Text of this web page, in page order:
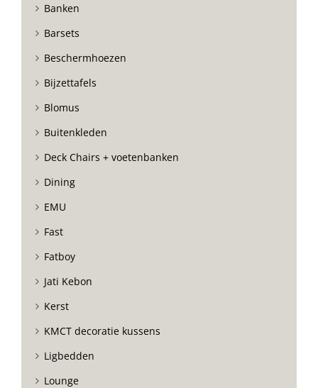
Banken
Barsets
Beschermhoezen
Bijzettafels
Blomus
Buitenkleden
Deck Chairs + voetenbanken
Dining
EMU
Fast
Fatboy
Jati Kebon
Kerst
KMCT decoratie kussens
Ligbedden
Lounge